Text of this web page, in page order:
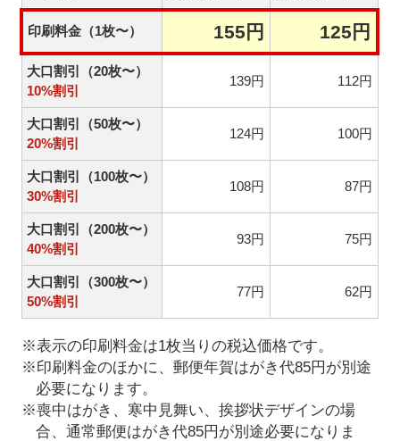
印刷料金（1枚〜） 155円 125円
大口割引（20枚〜）
10%割引
139円 112円
大口割引（50枚〜）
20%割引
124円 100円
大口割引（100枚〜）
30%割引
108円 87円
大口割引（200枚〜）
40%割引
93円 75円
大口割引（300枚〜）
50%割引
77円 62円
※表示の印刷料金は1枚当りの税込価格です。
※印刷料金のほかに、郵便年賀はがき代85円が別途
必要になります。
※喪中はがき、寒中見舞い、挨拶状デザインの場
合、通常郵便はがき代85円が別途必要になりま